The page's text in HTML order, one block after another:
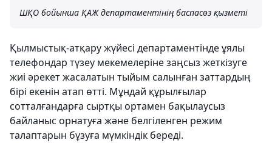
ШҚО бойынша ҚАЖ департаментінің баспасөз қызметі
Қылмыстық-атқару жүйесі департаментінде ұялы
телефондар түзеу мекемелеріне заңсыз жеткізуге
жиі әрекет жасалатын тыйым салынған заттардың
бірі екенін атап өтті. Мұндай құрылғылар
сотталғандарға сыртқы ортамен бақылаусыз
байланыс орнатуға және белгіленген режим
талаптарын бұзуға мүмкіндік береді.